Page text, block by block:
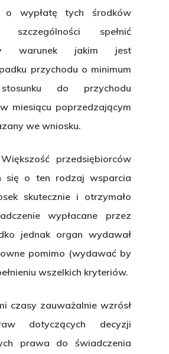
o wypłatę tych środków
spełnić
warunek jakim jest
przychodu o minimum
do przychodu
miesiącu poprzedzającym
we wniosku.
przedsiębiorców
się o ten rodzaj wsparcia
skutecznie i otrzymało
wypłacane przez
jednak organ wydawał
pomimo (wydawać by
wszelkich kryteriów.
zauważalnie wzrósł
dotyczących decyzji
prawa do świadczenia